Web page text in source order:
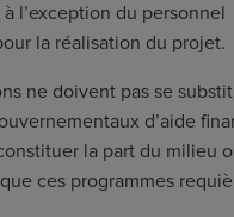
l’exception du personnel
la réalisation du projet.
ne doivent pas se
d’aide
la part du milieu
ces programmes